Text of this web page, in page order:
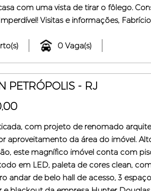
com uma vista de tirar o fôlego.
Visitas e informações,
0 Vaga(s)
PETRÓPOLIS - RJ
com projeto de renomado
aproveitamento da área do imóvel.
este magnífico imóvel conta com
em LED, paleta de cores clean,
andar de belo hall de acesso, 3